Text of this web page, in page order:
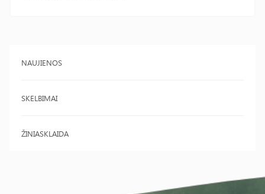
NAUJIENOS
SKELBIMAI
ŽINIASKLAIDA